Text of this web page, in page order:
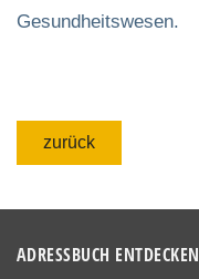
Gesundheitswesen.
zurück
ADRESSBUCH ENTDECKEN